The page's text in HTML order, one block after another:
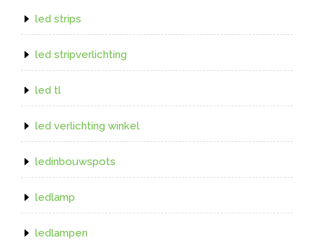
led strips
led stripverlichting
led tl
led verlichting winkel
ledinbouwspots
ledlamp
ledlampen